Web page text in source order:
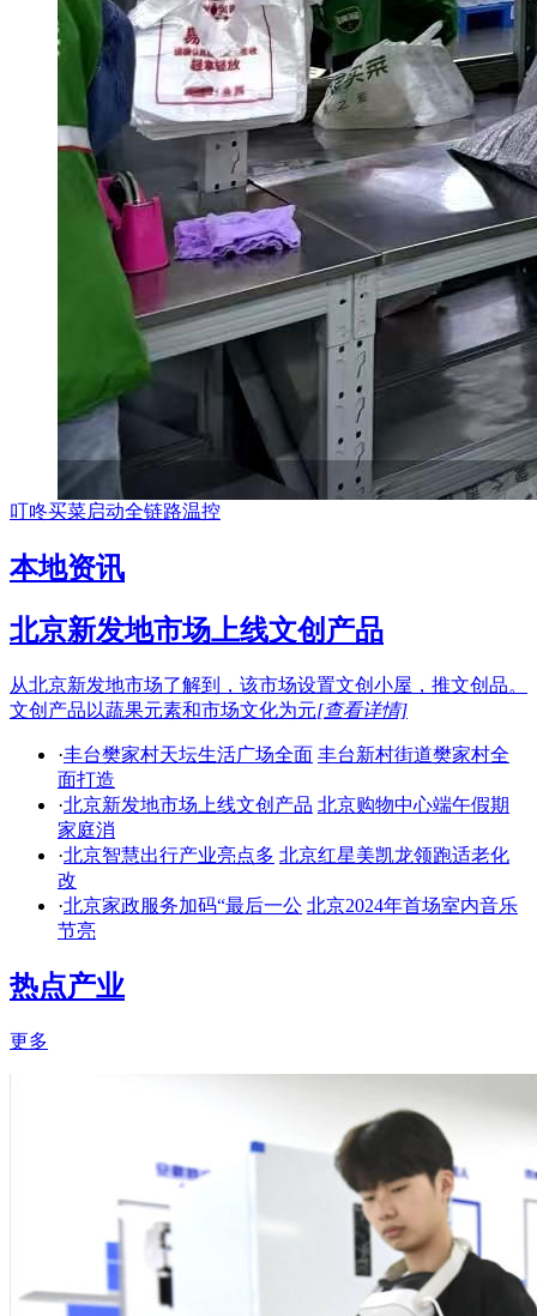
叮咚买菜启动全链路温控
本地资讯
北京新发地市场上线文创产品
从北京新发地市场了解到，该市场设置文创小屋，推文创品。
文创产品以蔬果元素和市场文化为元[查看详情]
·丰台樊家村天坛生活广场全面 丰台新村街道樊家村全
面打造
·北京新发地市场上线文创产品 北京购物中心端午假期
家庭消
·北京智慧出行产业亮点多 北京红星美凯龙领跑适老化
改
·北京家政服务加码“最后一公 北京2024年首场室内音乐
节亮
热点产业
更多